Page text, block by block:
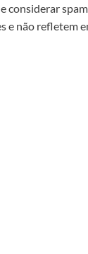
considerar
e não refletem